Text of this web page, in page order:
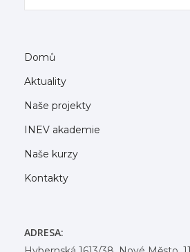
Domů
Aktuality
Naše projekty
INEV akademie
Naše kurzy
Kontakty
ADRESA: